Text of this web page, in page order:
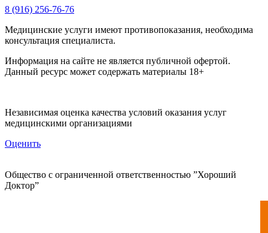
8 (916) 256-76-76
Медицинские услуги имеют противопоказания, необходима
консультация специалиста.
Информация на сайте не является публичной офертой.
Данный ресурс может содержать материалы 18+
Независимая оценка качества условий оказания услуг
медицинскими организациями
Оценить
Общество с ограниченной ответственностью ”Хороший
Доктор”